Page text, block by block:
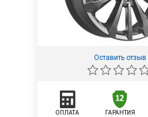
Оставить отзыв
ОПЛАТА
ГАРАНТИЯ